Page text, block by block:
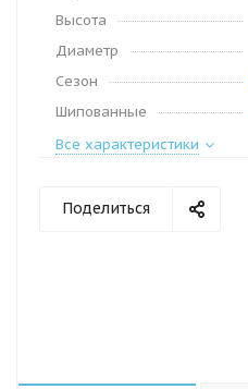
Высота
Диаметр
Сезон
Шипованные
Все характеристики
Поделиться